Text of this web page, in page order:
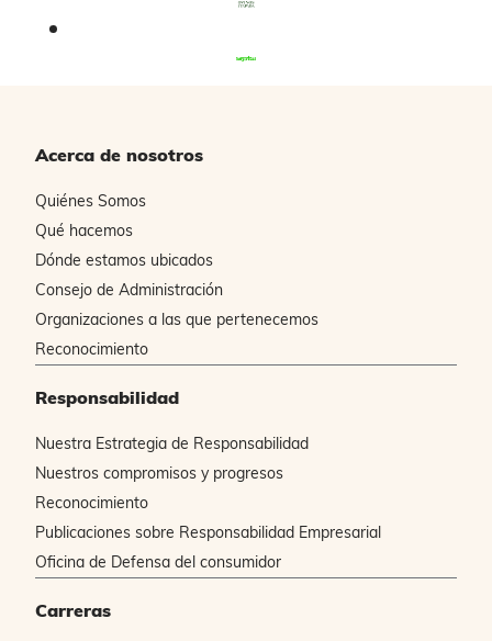
Acerca de nosotros
Quiénes Somos
Qué hacemos
Dónde estamos ubicados
Consejo de Administración
Organizaciones a las que pertenecemos
Reconocimiento
Responsabilidad
Nuestra Estrategia de Responsabilidad
Nuestros compromisos y progresos
Reconocimiento
Publicaciones sobre Responsabilidad Empresarial
Oficina de Defensa del consumidor
Carreras